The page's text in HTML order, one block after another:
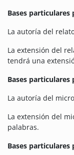
Bases particulares
La autoría del
La extensión del
tendrá una
Bases
La autoría del
La extensión del
palabras.
Bases particulares